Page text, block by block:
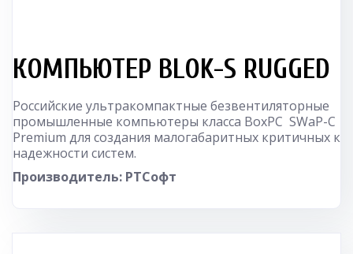
КОМПЬЮТЕР BLOK-S RUGGED
Российские ультракомпактные безвентиляторные
промышленные компьютеры класса BoxPC SWaP-C
Premium для создания малогабаритных критичных к
надежности систем.
Производитель: РТСофт